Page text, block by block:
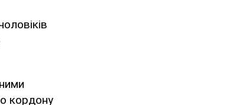
кордону